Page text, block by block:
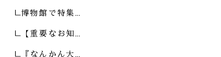
博物館で特集…
【重要なお知…
『なんかん大…